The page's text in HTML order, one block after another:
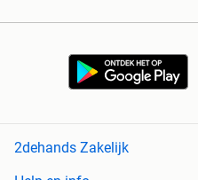
2dehands Zakelijk